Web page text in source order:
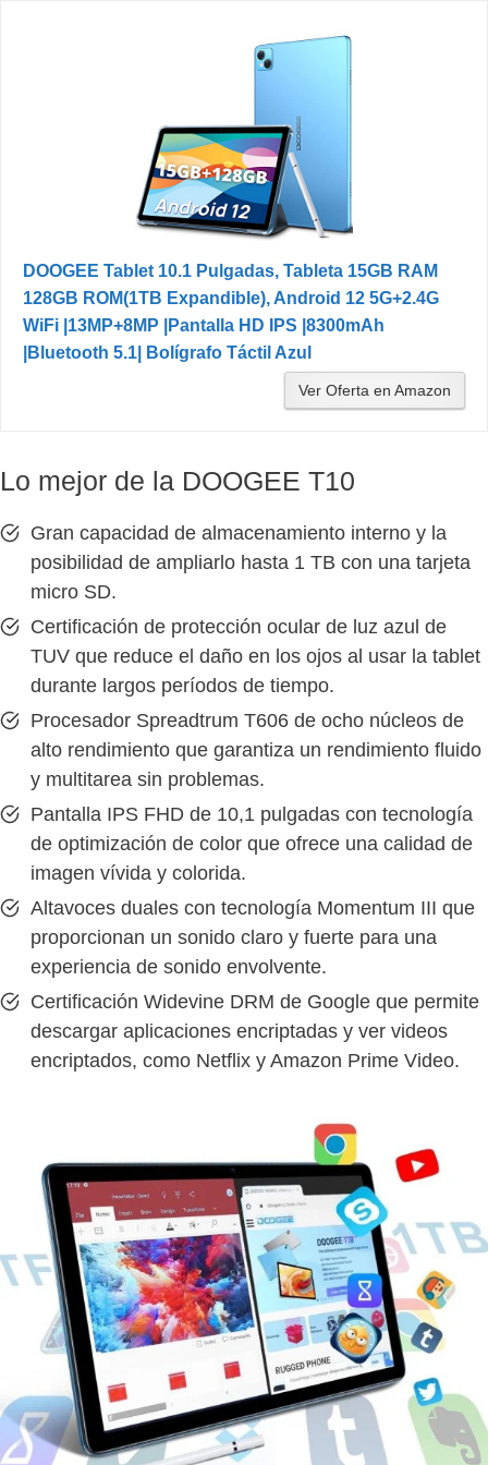
DOOGEE Tablet 10.1 Pulgadas, Tableta 15GB RAM
128GB ROM(1TB Expandible), Android 12 5G+2.4G
WiFi |13MP+8MP |Pantalla HD IPS |8300mAh
|Bluetooth 5.1| Bolígrafo Táctil Azul
Ver Oferta en Amazon
Lo mejor de la DOOGEE T10
Gran capacidad de almacenamiento interno y la
posibilidad de ampliarlo hasta 1 TB con una tarjeta
micro SD.
Certificación de protección ocular de luz azul de
TUV que reduce el daño en los ojos al usar la tablet
durante largos períodos de tiempo.
Procesador Spreadtrum T606 de ocho núcleos de
alto rendimiento que garantiza un rendimiento fluido
y multitarea sin problemas.
Pantalla IPS FHD de 10,1 pulgadas con tecnología
de optimización de color que ofrece una calidad de
imagen vívida y colorida.
Altavoces duales con tecnología Momentum III que
proporcionan un sonido claro y fuerte para una
experiencia de sonido envolvente.
Certificación Widevine DRM de Google que permite
descargar aplicaciones encriptadas y ver videos
encriptados, como Netflix y Amazon Prime Video.